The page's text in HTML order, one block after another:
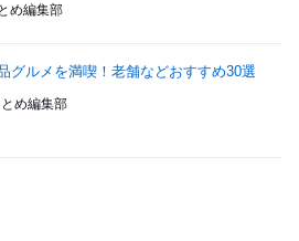
め編集部
グルメを満喫！老舗などおすすめ30選
め編集部